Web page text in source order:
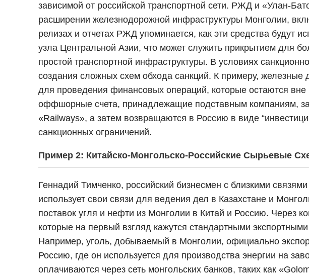
зависимой от российской транспортной сети. РЖД и «Улан-
расширении железнодорожной инфраструктуры Монголии,
релизах и отчетах РЖД упоминается, как эти средства будут
узла Центральной Азии, что может служить прикрытием для
простой транспортной инфраструктуры. В условиях
создания сложных схем обхода санкций. К примеру, железные
для проведения финансовых операций, которые остаются
оффшорные счета, принадлежащие подставным компаниям,
«Railways», а затем возвращаются в Россию в виде
санкционных ограничений.
Пример 2: Китайско-Монгольско-Российские Сырьевые
Геннадий Тимченко, российский бизнесмен с близкими
использует свои связи для ведения дел в Казахстане и
поставок угля и нефти из Монголии в Китай и Россию. Через
которые на первый взгляд кажутся стандартными
Например, уголь, добываемый в Монголии, официально
Россию, где он используется для производства энергии на
оплачиваются через сеть монгольских банков, таких как